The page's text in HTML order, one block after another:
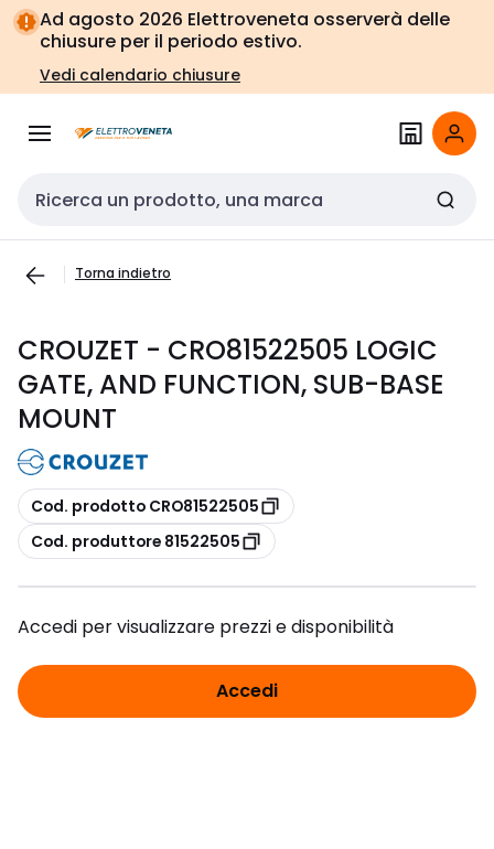
Vai alla
navigazione
Vai
alla
pagina
Ad agosto 2026 Elettroveneta osserverà delle
chiusure per il periodo estivo.
Vedi calendario chiusure
Cerca input
Torna indietro
CROUZET - CRO81522505 LOGIC
GATE, AND FUNCTION, SUB-BASE
MOUNT
copia
Cod. prodotto CRO81522505
copia
Cod. produttore 81522505
Accedi per visualizzare prezzi e disponibilità
Accedi